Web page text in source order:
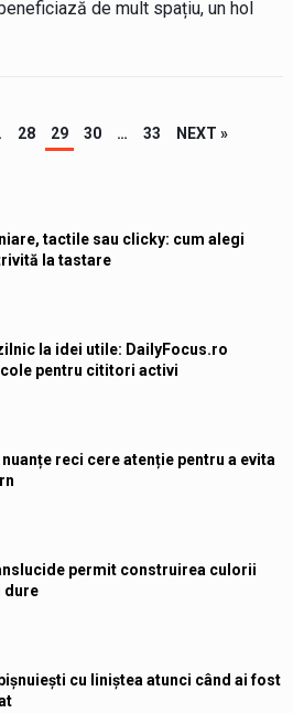
de mult spațiu, un hol
28 29 30 … 33 NEXT »
tactile sau clicky: cum alegi
la tastare
la idei utile: DailyFocus.ro
pentru cititori activi
reci cere atenție pentru a evita
permit construirea culorii
dure
cu liniștea atunci când ai fost